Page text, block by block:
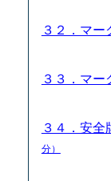
３２．マ
３３．マ
３４．安
分）